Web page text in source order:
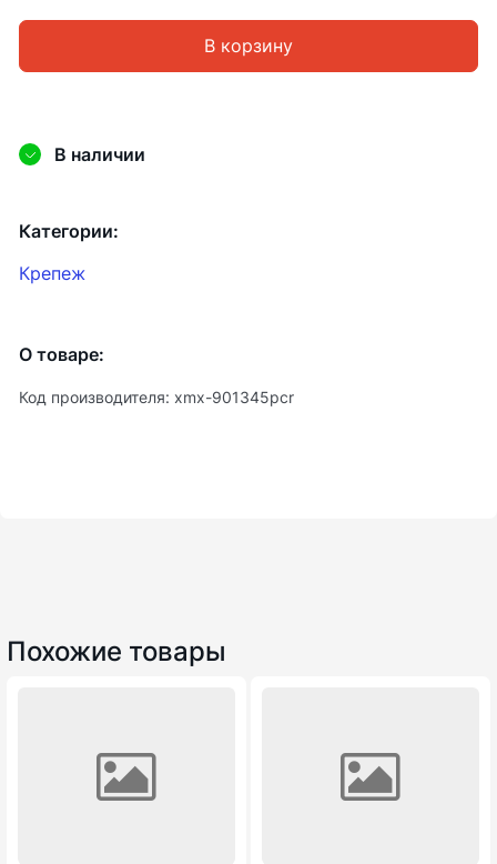
В корзину
Категории:
Крепеж
О товаре:
Код производителя: xmx-901345pcr
В наличии
Похожие товары